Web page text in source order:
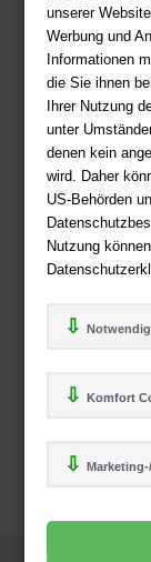
unserer
Werbung und
Informationen
die Sie ihnen
Ihrer Nutzung
unter
denen kein
wird. Daher
US-Behörden
Nutzung
Komfort
Telefon: +49
Ihre
Kostenloser
Sicherer
Viele